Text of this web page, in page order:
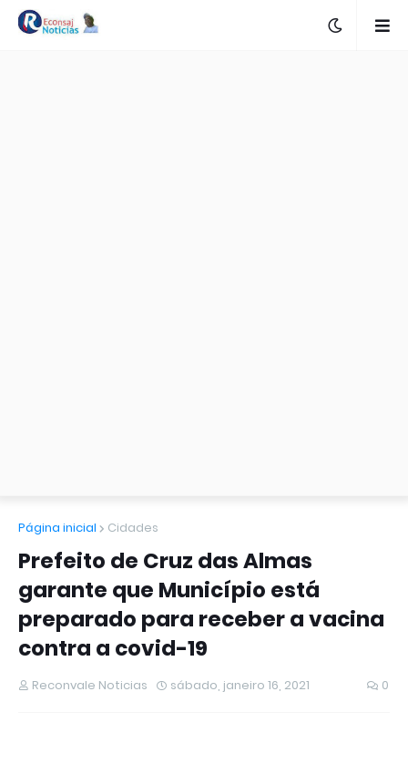
Página inicial Cidades
Prefeito de Cruz das Almas
garante que Município está
preparado para receber a vacina
contra a covid-19
Reconvale Noticias sábado, janeiro 16, 2021 0